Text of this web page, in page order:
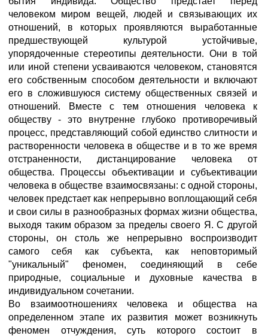
человеком миром вещей, людей и связывающих их
отношений, в которых проявляются выработанные
предшествующей культурой устойчивые,
упорядоченные стереотипы деятельности. Они в той
или иной степени усваиваются человеком, становятся
его собственным способом деятельности и включают
его в сложившуюся систему общественных связей и
отношений. Вместе с тем отношения человека к
обществу - это внутренне глубоко противоречивый
процесс, представляющий собой единство слитности и
растворенности человека в обществе и в то же время
отстраненности, дистанцирование человека от
общества. Процессы объективации и субъективации
человека в обществе взаимосвязаны: с одной стороны,
человек предстает как непрерывно воплощающий себя
и свои силы в разнообразных формах жизни общества,
выходя таким образом за пределы своего Я. С другой
стороны, он столь же непрерывно воспроизводит
самого себя как субъекта, как неповторимый
"уникальный" феномен, соединяющий в себе
природные, социальные и духовные качества в
индивидуальном сочетании.
Во взаимоотношениях человека и общества на
определенном этапе их развития может возникнуть
феномен отчуждения, суть которого состоит в